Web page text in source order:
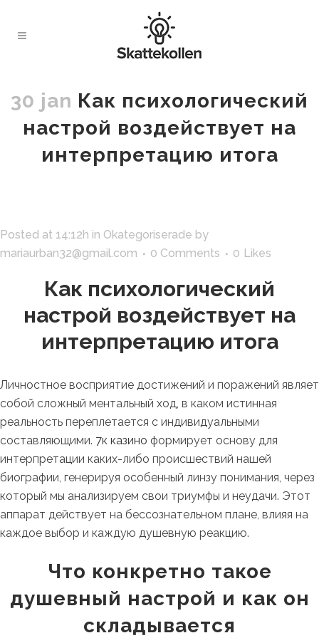
30 jan Как психологический
настрой воздействует на
интерпретацию итога
Posted at 14:12h in Okategoriserade by
mariaurban32@gmail.com
0 Comments 0 Likes
Как психологический
настрой воздействует на
интерпретацию итога
Личностное восприятие достижений и поражений являет
собой сложный ментальный ход, в каком истинная
реальность переплетается с индивидуальными
составляющими. 7к казино формирует основу для
интерпретации каких-либо происшествий нашей
биографии, генерируя особенный линзу понимания, через
который мы анализируем свои триумфы и неудачи. Этот
аппарат действует на бессознательном плане, влияя на
каждое выбор и каждую душевную реакцию.
Что конкретно такое
душевный настрой и как он
складывается